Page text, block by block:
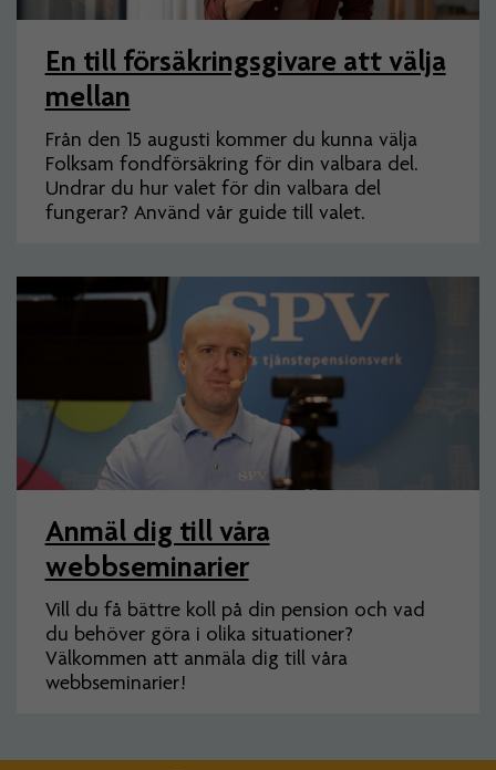
En till försäkringsgivare att välja
mellan
Från den 15 augusti kommer du kunna välja
Folksam fondförsäkring för din valbara del.
Undrar du hur valet för din valbara del
fungerar? Använd vår guide till valet.
Anmäl dig till våra
webbseminarier
Vill du få bättre koll på din pension och vad
du behöver göra i olika situationer?
Välkommen att anmäla dig till våra
webbseminarier!